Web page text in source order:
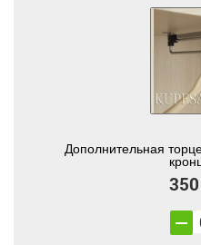
Дополнительная